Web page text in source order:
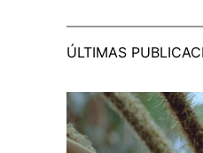
ÚLTIMAS